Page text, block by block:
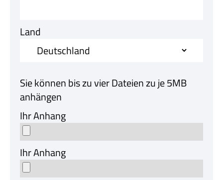
Land
Sie können bis zu vier Dateien zu je 5MB
anhängen
Ihr Anhang
Ihr Anhang